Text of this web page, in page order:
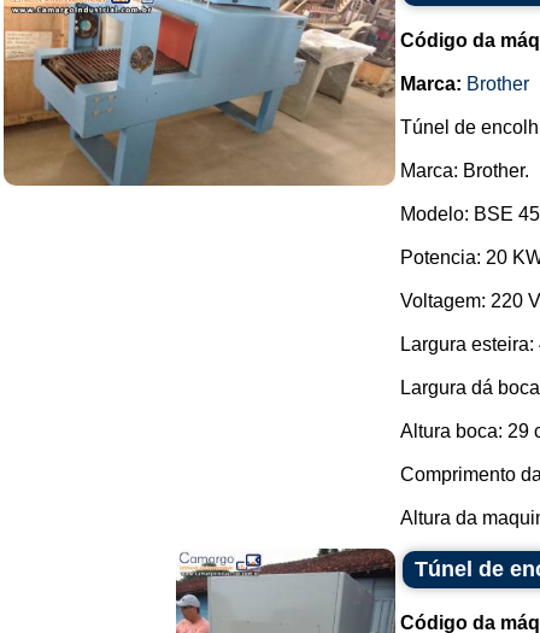
Código da
Marca: Brother
Túnel de
Marca: Brother.
Modelo: BSE
Potencia: 20
Voltagem: 220
Largura esteira:
Largura dá
Altura boca: 29
Comprimento
Altura da
Túnel de
Código da